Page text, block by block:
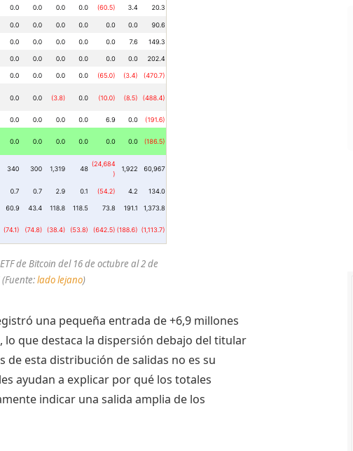
de Bitcoin del 16 de octubre al 2 de
lado lejano)
una pequeña entrada de +6,9 millones
que destaca la dispersión debajo del titular
de esta distribución de salidas no es su
ayudan a explicar por qué los totales
indicar una salida amplia de los